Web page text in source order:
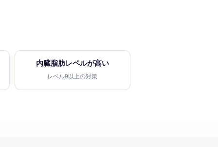
内臓脂肪レベルが高い
レベル9以上の対策